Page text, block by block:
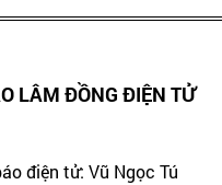
LÂM ĐỒNG ĐIỆN TỬ
điện tử: Vũ Ngọc Tú